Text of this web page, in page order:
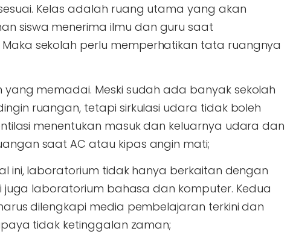
. Kelas adalah ruang utama yang akan
siswa menerima ilmu dan guru saat
sekolah perlu memperhatikan tata ruangnya
yang memadai. Meski sudah ada banyak sekolah
ruangan, tetapi sirkulasi udara tidak boleh
menentukan masuk dan keluarnya udara dan
saat AC atau kipas angin mati;
ini, laboratorium tidak hanya berkaitan dengan
juga laboratorium bahasa dan komputer. Kedua
dilengkapi media pembelajaran terkini dan
tidak ketinggalan zaman;